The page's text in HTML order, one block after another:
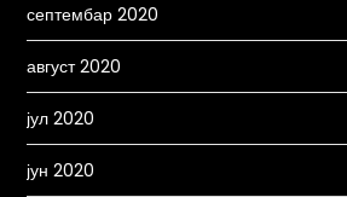
септембар 2020
август 2020
јул 2020
јун 2020